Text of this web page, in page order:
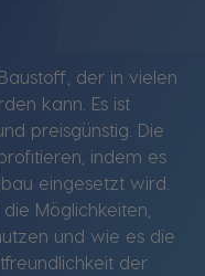
der in vielen
kann. Es ist
preisgünstig. Die
indem es
eingesetzt wird.
Möglichkeiten,
und wie es die
der